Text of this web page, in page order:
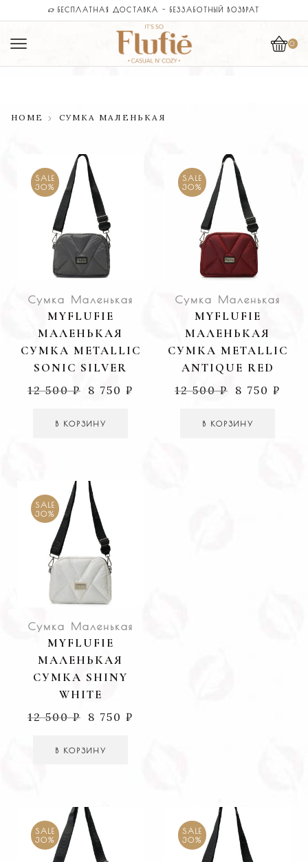
БЕСПЛАТНАЯ ДОСТАВКА - БЕЗЗАБОТНЫЙ ВОЗВРАТ
0
HOME СУМКА МАЛЕНЬКАЯ
SALE
30%
Сумка Маленькая
MYFLUFIE
МАЛЕНЬКАЯ
СУМКА METALLIC
SONIC SILVER
12 500₽ 8 750 ₽
В КОРЗИНУ
SALE
30%
Сумка Маленькая
MYFLUFIE
МАЛЕНЬКАЯ
СУМКА METALLIC
ANTIQUE RED
12 500₽ 8 750 ₽
В КОРЗИНУ
SALE
30%
Сумка Маленькая
MYFLUFIE
МАЛЕНЬКАЯ
СУМКА SHINY
WHITE
12 500₽ 8 750 ₽
В КОРЗИНУ
SALE
30%
SALE
30%